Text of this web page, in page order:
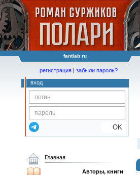
fantlab ru
регистрация | забыли пароль?
вход
OK
Главная
Авторы, книги